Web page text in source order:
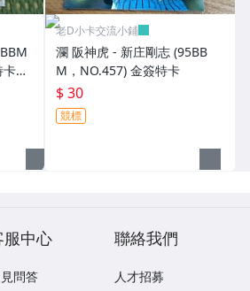
，
老D小卡交流小鋪
瀾 阪神虎 - 新庄剛志 (95BB
M，NO.457) 金簽特卡
$ 30
競標
服中心
問答
聯絡我們
人才招募